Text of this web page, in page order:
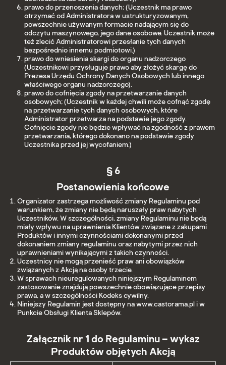
prawo do przenoszenia danych; (Uczestnik ma prawo
otrzymać od Administratora w ustrukturyzowanym,
powszechnie używanym formacie nadającym się do
odczytu maszynowego, jego dane osobowe. Uczestnik może
też zlecić Administratorowi przesłanie tych danych
bezpośrednio innemu podmiotowi.)
prawo do wniesienia skargi do organu nadzorczego
(Uczestnikowi przysługuje prawo aby złożyć skargę do
Prezesa Urzędu Ochrony Danych Osobowych lub innego
właściwego organu nadzorczego).
prawo do cofnięcia zgody na przetwarzanie danych
osobowych; (Uczestnik w każdej chwili może cofnąć zgodę
na przetwarzanie tych danych osobowych, które
Administrator przetwarza na podstawie jego zgody.
Cofnięcie zgody nie będzie wpływać na zgodność z prawem
przetwarzania, którego dokonano na podstawie zgody
Uczestnika przed jej wycofaniem.)
§ 6
Postanowienia końcowe
Organizator zastrzega możliwość zmiany Regulaminu pod
warunkiem, że zmiany nie będą naruszały praw nabytych
Uczestników. W szczególności, zmiany Regulaminu nie będą
miały wpływu na uprawnienia Klientów związane z zakupami
Produktów i innymi czynnościami dokonanymi przed
dokonaniem zmiany regulaminu oraz nabytymi przez nich
uprawnieniami wynikającymi z takich czynności.
Uczestnicy nie mogą przenieść praw ani obowiązków
związanych z Akcją na osoby trzecie.
W sprawach nieuregulowanych niniejszym Regulaminem
zastosowanie znajdują powszechnie obowiązujące przepisy
prawa, a w szczególności Kodeks cywilny.
Niniejszy Regulamin jest dostępny na www.castorama.pl i w
Punkcie Obsługi Klienta Sklepów.
Załącznik nr 1 do Regulaminu – wykaz
Produktów objętych Akcją